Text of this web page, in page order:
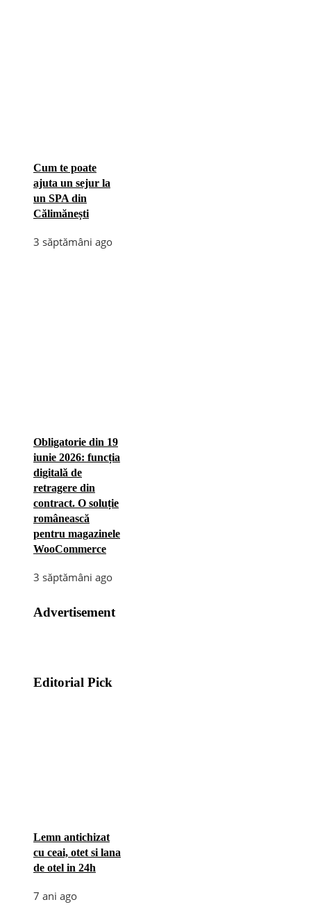
Cum te poate
ajuta un sejur la
un SPA din
Călimănești
3 săptămâni ago
Obligatorie din 19
iunie 2026: funcția
digitală de
retragere din
contract. O soluție
românească
pentru magazinele
WooCommerce
3 săptămâni ago
Advertisement
Editorial Pick
Lemn antichizat
cu ceai, otet si lana
de otel in 24h
7 ani ago